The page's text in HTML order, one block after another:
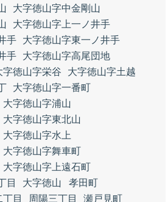
大字徳山字中金剛山
大字徳山字上一ノ井手
手
大字徳山字東一ノ井手
手
大字徳山字高尾団地
字徳山字栄谷
大字徳山字土越
大字徳山字一番町
大字徳山字浦山
大字徳山字東北山
大字徳山字水上
大字徳山字舞車町
大字徳山字上遠石町
目
大字徳山
孝田町
丁目 周陽三丁目 瀬戸見町